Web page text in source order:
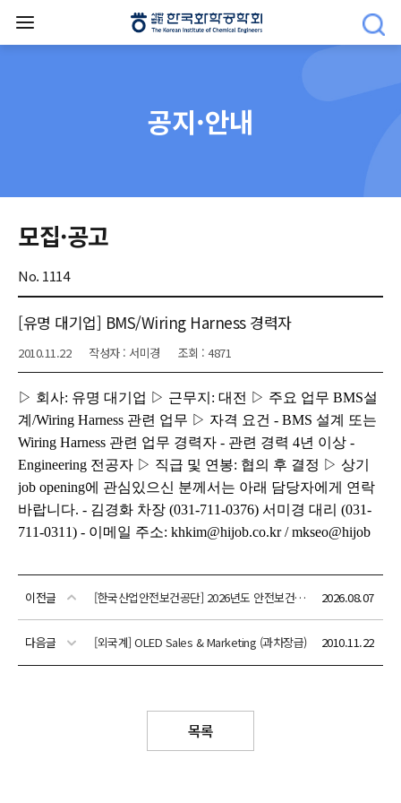
공지·안내
모집·공고
No. 1114
[유명 대기업] BMS/Wiring Harness 경력자
2010.11.22 작성자 : 서미경 조회 : 4871
이전글 [한국산업안전보건공단] 2026년도 안전보건공단 하반기 채용 공고 2026.08.07
다음글 [외국계] OLED Sales & Marketing (과차장급) 2010.11.22
목록